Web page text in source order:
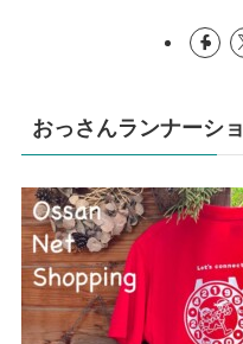
おっさんランナーシ